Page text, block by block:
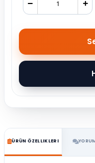
ÜRÜN ÖZELLIKLERI